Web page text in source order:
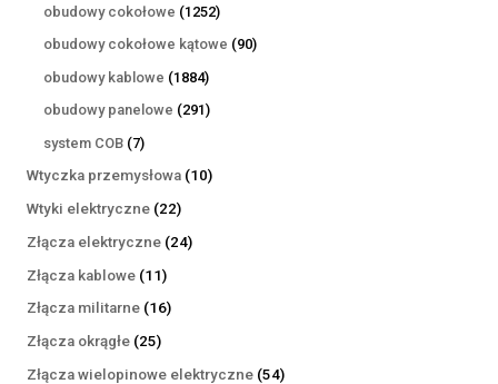
obudowy cokołowe 12521252
produkty
obudowy cokołowe kątowe 9090
obudowy kablowe 18841884
produkty
obudowy panelowe 291291
system COB 77
produktów
Wtyczka przemysłowa 1010
Wtyki elektryczne 2222
produkty
Złącza elektryczne 2424
Złącza kablowe 1111
produktów
Złącza militarne 1616
Złącza okrągłe 2525
produktów
Złącza wielopinowe elektryczne 5454